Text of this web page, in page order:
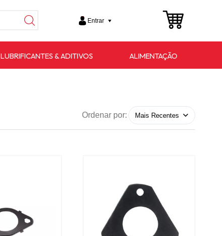
Entrar
LUBRIFICANTES & ADITIVOS ALIMENTAÇÃO
Ordenar por: